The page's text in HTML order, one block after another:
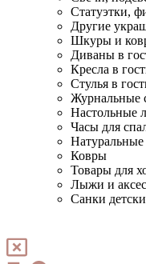
Статуэтки,
Другие
Шкуры и
Диваны в
Кресла в
Стулья в
Журнальные
Настольные
Часы для
Ковры
Товары для
Лыжи и
Санки